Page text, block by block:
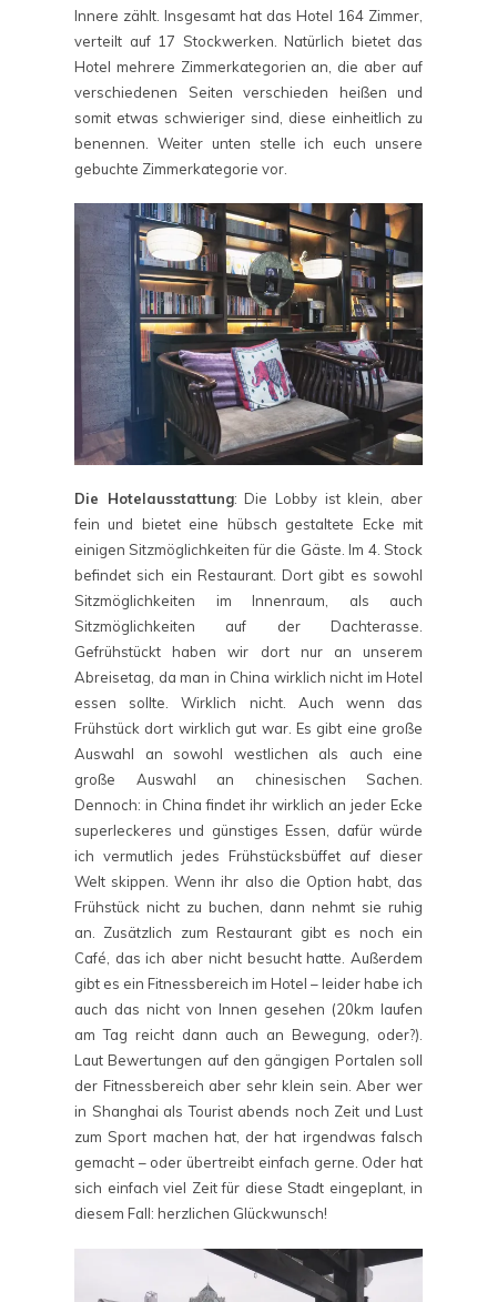
Innere zählt. Insgesamt hat das Hotel 164 Zimmer,
verteilt auf 17 Stockwerken. Natürlich bietet das
Hotel mehrere Zimmerkategorien an, die aber auf
verschiedenen Seiten verschieden heißen und
somit etwas schwieriger sind, diese einheitlich zu
benennen. Weiter unten stelle ich euch unsere
gebuchte Zimmerkategorie vor.
Die Hotelausstattung: Die Lobby ist klein, aber
fein und bietet eine hübsch gestaltete Ecke mit
einigen Sitzmöglichkeiten für die Gäste. Im 4. Stock
befindet sich ein Restaurant. Dort gibt es sowohl
Sitzmöglichkeiten im Innenraum, als auch
Sitzmöglichkeiten auf der Dachterasse.
Gefrühstückt haben wir dort nur an unserem
Abreisetag, da man in China wirklich nicht im Hotel
essen sollte. Wirklich nicht. Auch wenn das
Frühstück dort wirklich gut war. Es gibt eine große
Auswahl an sowohl westlichen als auch eine
große Auswahl an chinesischen Sachen.
Dennoch: in China findet ihr wirklich an jeder Ecke
superleckeres und günstiges Essen, dafür würde
ich vermutlich jedes Frühstücksbüffet auf dieser
Welt skippen. Wenn ihr also die Option habt, das
Frühstück nicht zu buchen, dann nehmt sie ruhig
an. Zusätzlich zum Restaurant gibt es noch ein
Café, das ich aber nicht besucht hatte. Außerdem
gibt es ein Fitnessbereich im Hotel – leider habe ich
auch das nicht von Innen gesehen (20km laufen
am Tag reicht dann auch an Bewegung, oder?).
Laut Bewertungen auf den gängigen Portalen soll
der Fitnessbereich aber sehr klein sein. Aber wer
in Shanghai als Tourist abends noch Zeit und Lust
zum Sport machen hat, der hat irgendwas falsch
gemacht – oder übertreibt einfach gerne. Oder hat
sich einfach viel Zeit für diese Stadt eingeplant, in
diesem Fall: herzlichen Glückwunsch!